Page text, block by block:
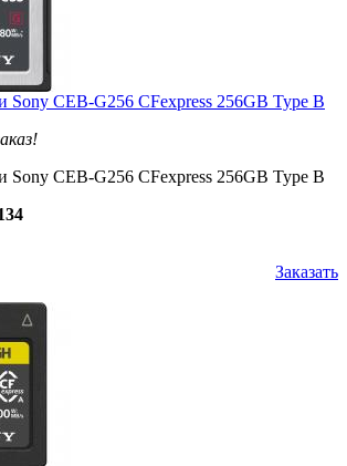
Sony CEB-G256 CFexpress 256GB Type B
Sony CEB-G256 CFexpress 256GB Type B
Заказать